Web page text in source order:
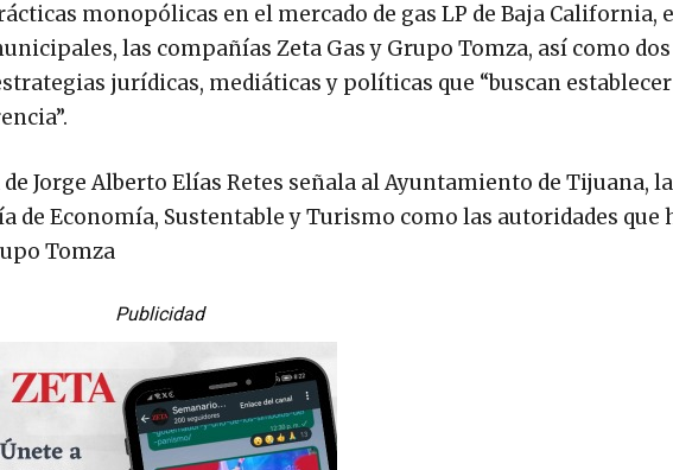
monopólicas en el mercado de gas LP de Baja California,
las compañías Zeta Gas y Grupo Tomza, así como dos
jurídicas, mediáticas y políticas que “buscan establecer
Jorge Alberto Elías Retes señala al Ayuntamiento de Tijuana, la
de Economía, Sustentable y Turismo como las autoridades que
Tomza
Publicidad